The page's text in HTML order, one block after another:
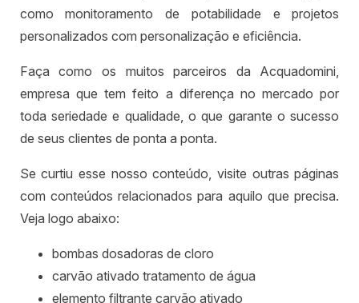
como monitoramento de potabilidade e projetos
personalizados com personalização e eficiência.
Faça como os muitos parceiros da Acquadomini,
empresa que tem feito a diferença no mercado por
toda seriedade e qualidade, o que garante o sucesso
de seus clientes de ponta a ponta.
Se curtiu esse nosso conteúdo, visite outras páginas
com conteúdos relacionados para aquilo que precisa.
Veja logo abaixo:
bombas dosadoras de cloro
carvão ativado tratamento de água
elemento filtrante carvão ativado